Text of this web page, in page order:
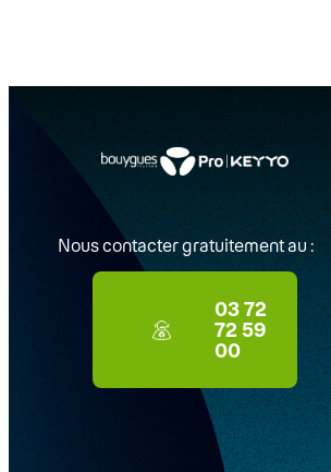
Nous contacter gratuitement au :
03 72
72 59
00